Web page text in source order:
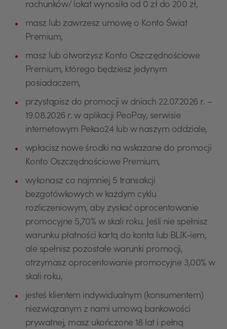
rachunków/ lokat wynosiła od 0 zł do 200 zł,
masz lub zawrzesz umowę o Konto Świat
Premium,
masz lub otworzysz Konto Oszczędnościowe
Premium, którego będziesz jedynym
posiadaczem,
przystąpisz do promocji w dniach 22.07.2026 r. –
19.08.2026 r. w aplikacji PeoPay, serwisie
internetowym Pekao24 lub w naszym oddziale,
wpłacisz nowe środki na wskazane do promocji
Konto Oszczędnościowe Premium,
wykonasz co najmniej 5 transakcji
bezgotówkowych w każdym cyklu
rozliczeniowym, aby zyskać oprocentowanie
promocyjne 5,70% w skali roku. Jeśli nie spełnisz
warunku płatności kartą do konta lub BLIK-iem,
ale spełnisz pozostałe warunki promocji,
otrzymasz oprocentowanie promocyjne 3,00% w
skali roku,
jesteś klientem indywidualnym (konsumentem)
niezwiązanym z nami umową bankowości
prywatnej, masz ukończone 18 lat i pełną